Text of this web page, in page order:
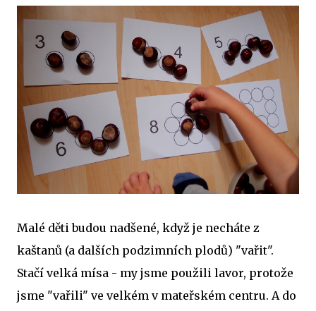
Malé děti budou nadšené, když je necháte z
kaštanů (a dalších podzimních plodů) "vařit".
Stačí velká mísa - my jsme použili lavor, protože
jsme "vařili" ve velkém v mateřském centru. A do